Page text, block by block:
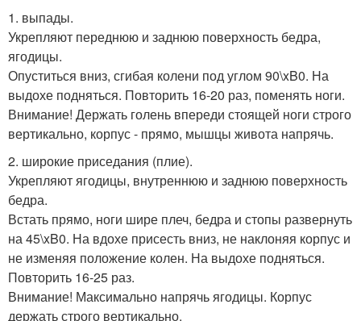
1. выпады.
Укрепляют переднюю и заднюю поверхность бедра,
ягодицы.
Опуститься вниз, сгибая колени под углом 90\xB0. На
выдохе подняться. Повторить 16-20 раз, поменять ноги.
Внимание! Держать голень впереди стоящей ноги строго
вертикально, корпус - прямо, мышцы живота напрячь.
2. широкие приседания (плие).
Укрепляют ягодицы, внутреннюю и заднюю поверхность
бедра.
Встать прямо, ноги шире плеч, бедра и стопы развернуть
на 45\xB0. На вдохе присесть вниз, не наклоняя корпус и
не изменяя положение колен. На выдохе подняться.
Повторить 16-25 раз.
Внимание! Максимально напрячь ягодицы. Корпус
держать строго вертикально.